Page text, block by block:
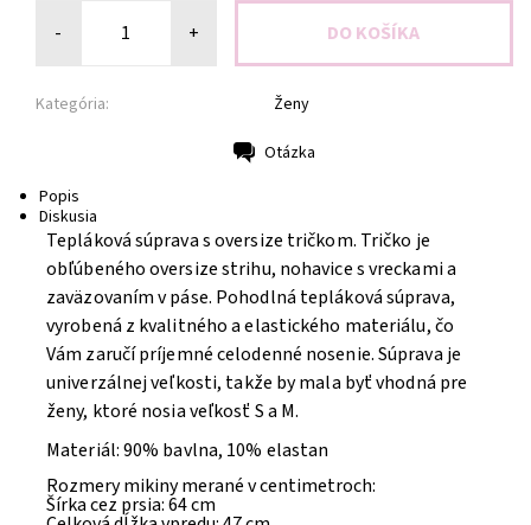
- +
Kategória: Ženy
Otázka
Popis
Diskusia
Tepláková súprava s oversize tričkom. Tričko je
obľúbeného oversize strihu, nohavice s vreckami a
zaväzovaním v páse. Pohodlná tepláková súprava,
vyrobená z kvalitného a elastického materiálu, čo
Vám zaručí príjemné celodenné nosenie. Súprava je
univerzálnej veľkosti, takže by mala byť vhodná pre
ženy, ktoré nosia veľkosť S a M.
Materiál: 90% bavlna, 10% elastan
Rozmery mikiny merané v centimetroch:
Šírka cez prsia: 64 cm